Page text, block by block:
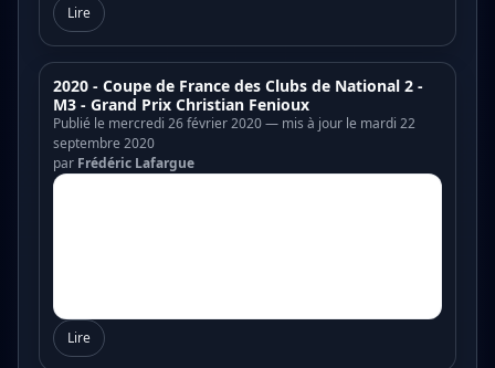
Lire
2020 - Coupe de France des Clubs de National 2 -
M3 - Grand Prix Christian Fenioux
Publié le mercredi 26 février 2020 — mis à jour le mardi 22
septembre 2020
par Frédéric Lafargue
Lire